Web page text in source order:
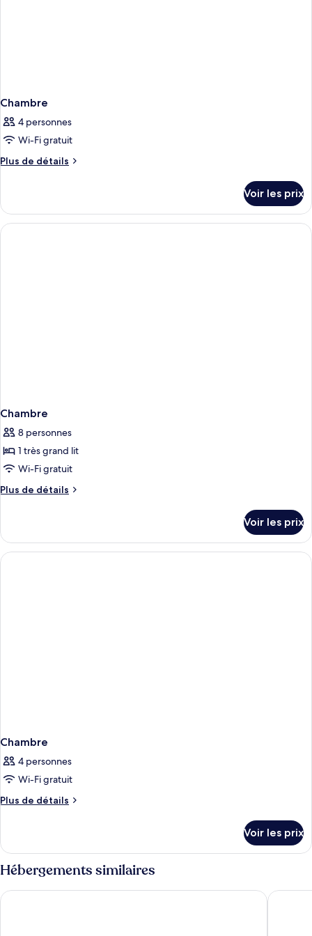
Chambre
4 personnes
Wi-Fi gratuit
Plus de détails
Plus
le
type
de
Voir les prix
Chambre
8 personnes
1 très grand lit
Wi-Fi gratuit
Plus de détails
Plus
le
type
de
Voir les prix
Chambre
4 personnes
Wi-Fi gratuit
Plus de détails
Plus
le
type
de
Chambre
Voir les prix
Hébergements similaires
The Reverie Saigon - The Leading Hotels of the WorldHotel